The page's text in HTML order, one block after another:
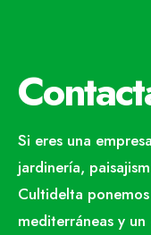
Si eres una
jardinería,
Cultidelta
mediterráneas y